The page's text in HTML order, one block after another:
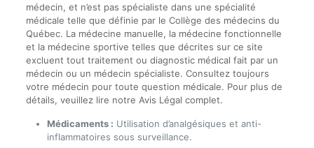
médecin, et n’est pas spécialiste dans une spécialité
médicale telle que définie par le Collège des médecins du
Québec. La médecine manuelle, la médecine fonctionnelle
et la médecine sportive telles que décrites sur ce site
excluent tout traitement ou diagnostic médical fait par un
médecin ou un médecin spécialiste. Consultez toujours
votre médecin pour toute question médicale. Pour plus de
détails, veuillez lire notre Avis Légal complet.
Médicaments : Utilisation d’analgésiques et anti-
inflammatoires sous surveillance.